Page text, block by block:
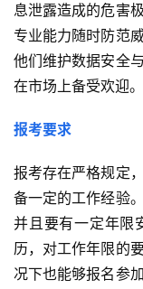
息泄露造成的危害
专业能力随时防范
他们维护数据安全
在市场上备受欢迎。
报考要求
报考存在严格规定
备一定的工作经验
并且要有一定年限
历，对工作年限的
况下也能够报名参